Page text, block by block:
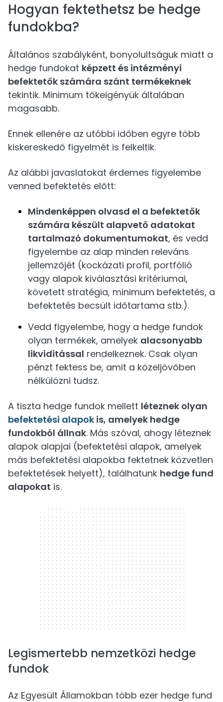
Hogyan fektethetsz be hedge
fundokba?
Általános szabályként, bonyolultságuk miatt a
hedge fundokat képzett és intézményi
befektetők számára szánt termékeknek
tekintik. Minimum tőkeigényük általában
magasabb.
Ennek ellenére az utóbbi időben egyre több
kiskereskedő figyelmét is felkeltik.
Az alábbi javaslatokat érdemes figyelembe
venned befektetés előtt:
Mindenképpen olvasd el a befektetők
számára készült alapvető adatokat
tartalmazó dokumentumokat, és vedd
figyelembe az alap minden releváns
jellemzőjét (kockázati profil, portfólió
vagy alapok kiválasztási kritériumai,
követett stratégia, minimum befektetés, a
befektetés becsült időtartama stb.).
Vedd figyelembe, hogy a hedge fundok
olyan termékek, amelyek alacsonyabb
likviditással rendelkeznek. Csak olyan
pénzt fektess be, amit a közeljövőben
nélkülözni tudsz.
A tiszta hedge fundok mellett léteznek olyan
befektetési alapok is, amelyek hedge
fundokból állnak. Más szóval, ahogy léteznek
alapok alapjai (befektetési alapok, amelyek
más befektetési alapokba fektetnek közvetlen
befektetések helyett), találhatunk hedge fund
alapokat is.
300 x 250
Legismertebb nemzetközi hedge
fundok
Az Egyesült Államokban több ezer hedge fund